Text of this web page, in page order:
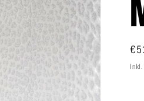
Inkl.